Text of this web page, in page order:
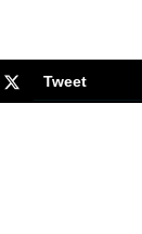
Tweet